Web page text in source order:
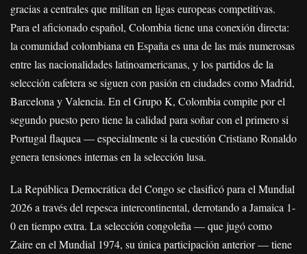
gracias a centrales que militan en ligas europeas competitivas.
Para el aficionado español, Colombia tiene una conexión directa:
la comunidad colombiana en España es una de las más numerosas
entre las nacionalidades latinoamericanas, y los partidos de la
selección cafetera se siguen con pasión en ciudades como Madrid,
Barcelona y Valencia. En el Grupo K, Colombia compite por el
segundo puesto pero tiene la calidad para soñar con el primero si
Portugal flaquea — especialmente si la cuestión Cristiano Ronaldo
genera tensiones internas en la selección lusa.
La República Democrática del Congo se clasificó para el Mundial
2026 a través del repesca intercontinental, derrotando a Jamaica 1-
0 en tiempo extra. La selección congoleña — que jugó como
Zaire en el Mundial 1974, su única participación anterior — tiene